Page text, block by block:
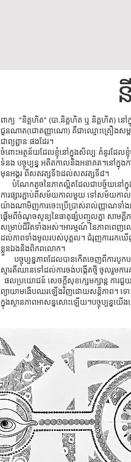
ពាក្យ "និគ្គហិត" (បា.និគ្គហិត ឬ និគ្គហិត) នៅ
ជួនណាត(ជោតញ្ញាណោ) គឺជាឈ្មោះគ្រឿងសម្
ជាព្យព្ជានៈ
ចំពោះអត្ថន័យដែលខ្ញុំនៅក្នុងសិល្បៈគំនូរដែលខ្
ទំនង បច្ចុប្បន្ន អតីតកាលនិងអនាគត។នៅក្នុង
មុនអង្គរ ពីសតវត្សទី៦ដល់សតវត្សទី៨។
បំណែកតូចនៃភាគល្អិតដែលជាបច្ច័យនៅក្នុង
ការផ្សារភ្ជាប់ពីសម័យកាលមួយ ទៅសម័យកាល
យ៉ាងណាមិញការចេះប្រើប្រាស់រាល់ញ្ញាណ
ផ្តើមពីចំណុចសូន្យនៃធាតុផ្សំបញ្ចូលគ្នា សាមគ្គី
សម្រាប់ជីវិតទាំងអស់។អារម្មណ៍ នៃភាពពេញ
ដល់ភាពទាំងមូលរបស់បុគ្គល។ ជំរុញការរកឃ
ខ្លួនឯងនិងពិភពលោក។
បច្ចុប្បន្នភាពដែលបានកើតចេញពីការបូ
ស្មារតីឈានទៅដល់ការចង់បង្កើតថ្មី ចូលរួ
ផលប្រយោជន៍ សេចក្តីសុខក្សេមក្សាន្ត កា
ព្យាយាមងើបឈរឡើងវិញដោយសន្តិភាព។ ទោ
ក្នុងស្ថានភាពអាសន្នសោះឡើយ។បច្ចុប្បន្នយ